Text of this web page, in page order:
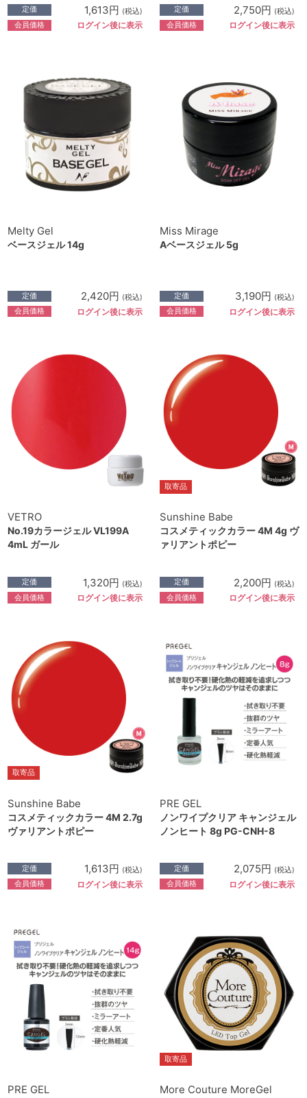
定価 1,613円 (税込)
会員価格 ログイン後に表示
定価 2,750円 (税込)
会員価格 ログイン後に表示
Melty Gel
ベースジェル 14g
定価 2,420円 (税込)
会員価格 ログイン後に表示
Miss Mirage
Aベースジェル 5g
定価 3,190円 (税込)
会員価格 ログイン後に表示
VETRO
No.19カラージェル VL199A
4mL ガール
定価 1,320円 (税込)
会員価格 ログイン後に表示
取寄品
Sunshine Babe
コスメティックカラー 4M 4g ヴ
ァリアントポピー
定価 2,200円 (税込)
会員価格 ログイン後に表示
取寄品
Sunshine Babe
コスメティックカラー 4M 2.7g
ヴァリアントポピー
定価 1,613円 (税込)
会員価格 ログイン後に表示
PRE GEL
ノンワイプクリア キャンジェル
ノンヒート 8g PG-CNH-8
定価 2,075円 (税込)
会員価格 ログイン後に表示
PRE GEL
取寄品
More Couture MoreGel